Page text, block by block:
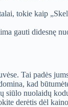
tokie kaip
gauti didesnę
Tai padės
kad
siūlo nuolaidų
derėtis dėl